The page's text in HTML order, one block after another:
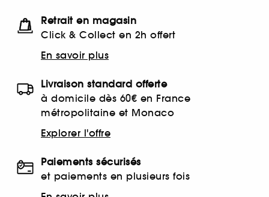
Retrait en magasin
Click & Collect en 2h offert
En savoir plus
Livraison standard offerte
à domicile dès 60€ en France
métropolitaine et Monaco
Explorer l'offre
Paiements sécurisés
et paiements en plusieurs fois